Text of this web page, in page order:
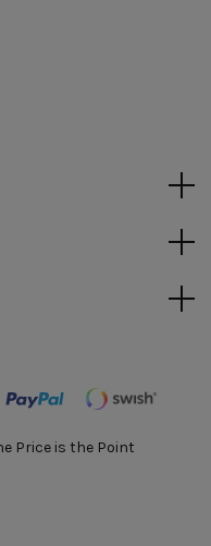
Price is the Point